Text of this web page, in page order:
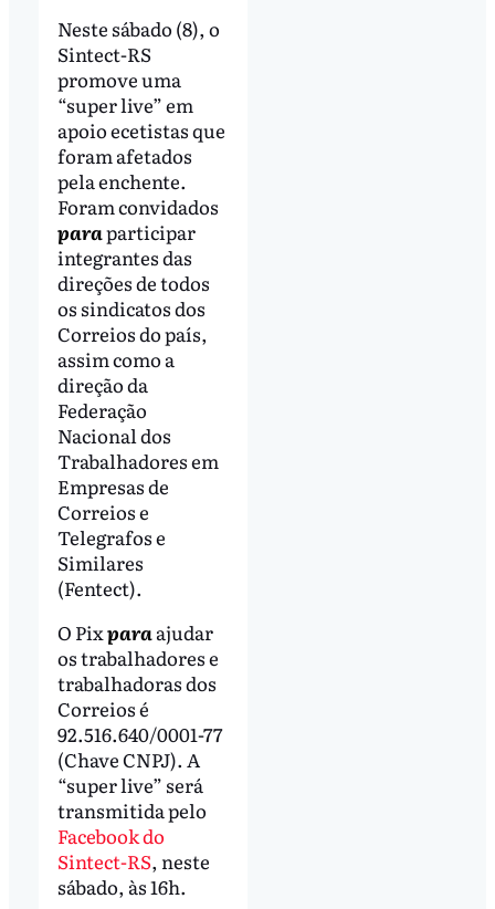
Neste sábado (8), o
Sintect-RS
promove uma
“super live” em
apoio ecetistas que
foram afetados
pela enchente.
Foram convidados
paraparticipar
integrantes das
direções de todos
os sindicatos dos
Correios do país,
assim como a
direção da
Federação
Nacional dos
Trabalhadores em
Empresas de
Correios e
Telegrafos e
Similares
(Fentect).
O Pixparaajudar
os trabalhadores e
trabalhadoras dos
Correios é
92.516.640/0001-77
(Chave CNPJ). A
“super live” será
transmitida pelo
Facebook do
Sintect-RS, neste
sábado, às 16h.